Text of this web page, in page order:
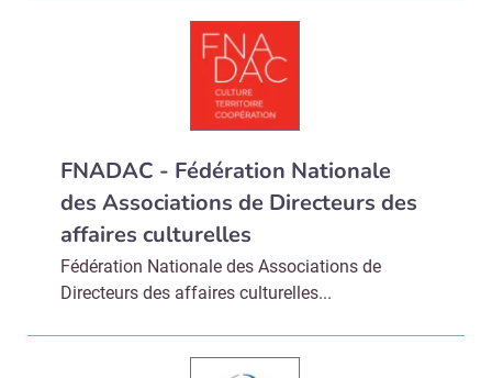
FNADAC - Fédération Nationale
des Associations de Directeurs des
affaires culturelles
Fédération Nationale des Associations de
Directeurs des affaires culturelles...
Recevoir Culture Matin